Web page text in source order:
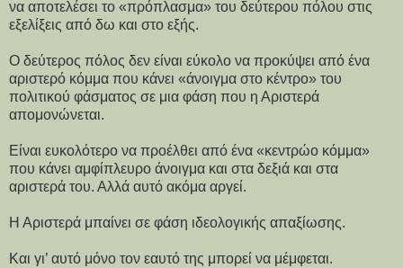
να αποτελέσει το «πρόπλασμα» του δεύτερου πόλου στις
εξελίξεις από δω και στο εξής.
Ο δεύτερος πόλος δεν είναι εύκολο να προκύψει από ένα
αριστερό κόμμα που κάνει «άνοιγμα στο κέντρο» του
πολιτικού φάσματος σε μια φάση που η Αριστερά
απομονώνεται.
Είναι ευκολότερο να προέλθει από ένα «κεντρώο κόμμα»
που κάνει αμφίπλευρο άνοιγμα και στα δεξιά και στα
αριστερά του. Αλλά αυτό ακόμα αργεί.
Η Αριστερά μπαίνει σε φάση ιδεολογικής απαξίωσης.
Και γι’ αυτό μόνο τον εαυτό της μπορεί να μέμφεται.